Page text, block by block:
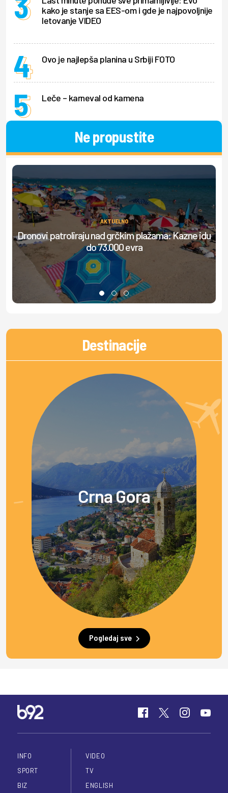
kako je stanje sa EES-om i gde je najpovoljnije
letovanje VIDEO
Ovo je najlepša planina u Srbiji FOTO
Leče – karneval od kamena
Ne propustite
AKTUELNO
Dronovi patroliraju nad grčkim plažama: Kazne idu
do 73.000 evra
Destinacije
Crna Gora
Pogledaj sve
INFO
SPORT
BIZ
VIDEO
TV
ENGLISH